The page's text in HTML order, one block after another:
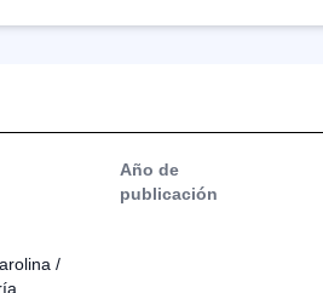
Año de
publicación
/